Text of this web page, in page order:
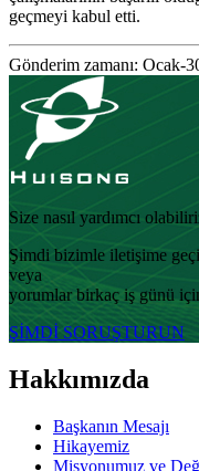
geçmeyi kabul etti.
Gönderim zamanı: Ocak-
Size nasıl yardımcı
Şimdi bizimle iletişime
veya
yorumlar birkaç iş günü
ŞİMDİ SORUŞTURUN
Hakkımızda
Başkanın Mesajı
Hikayemiz
Misyonumuz ve